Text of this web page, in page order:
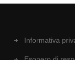
Informativa